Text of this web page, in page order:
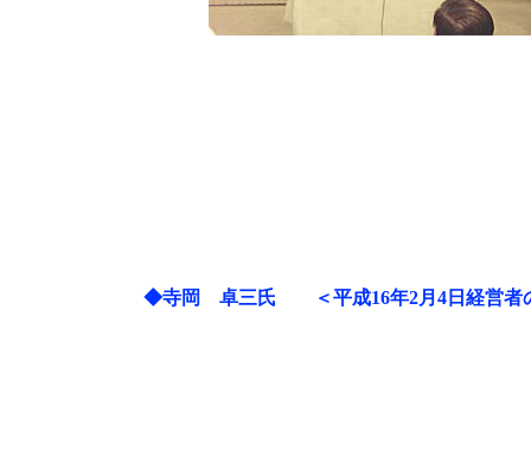
◆寺岡 卓三氏 ＜平成16年2月4日経営者